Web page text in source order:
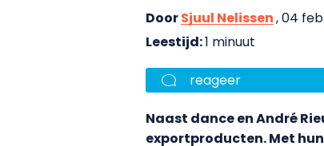
DoorSjuul Nelissen, 04
Leestijd:1 minuut
reageer
Naast dance en André
exportproducten. Met